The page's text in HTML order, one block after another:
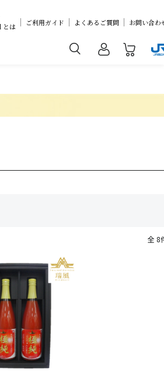
は
ご利用ガイド よくあるご質問 お問い合わ
全 8